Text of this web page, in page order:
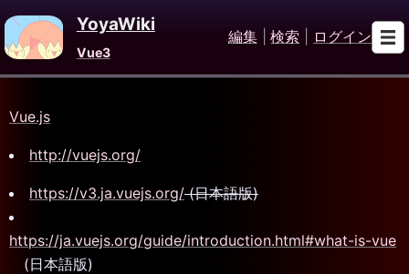
YoyaWiki
Vue3
編集 検索 ログイン
Vue.js
http://vuejs.org/
https://v3.ja.vuejs.org/(日本語版)
https://ja.vuejs.org/guide/introduction.html#what-is-vue
(日本語版)